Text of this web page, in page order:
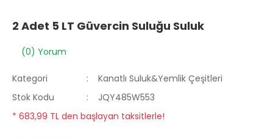
2 Adet 5 LT Güvercin Suluğu Suluk
(0) Yorum
Kategori
Kanatlı Suluk&Yemlik Çeşitleri
Stok Kodu
JQY485W553
* 683,99 TL den başlayan taksitlerle!